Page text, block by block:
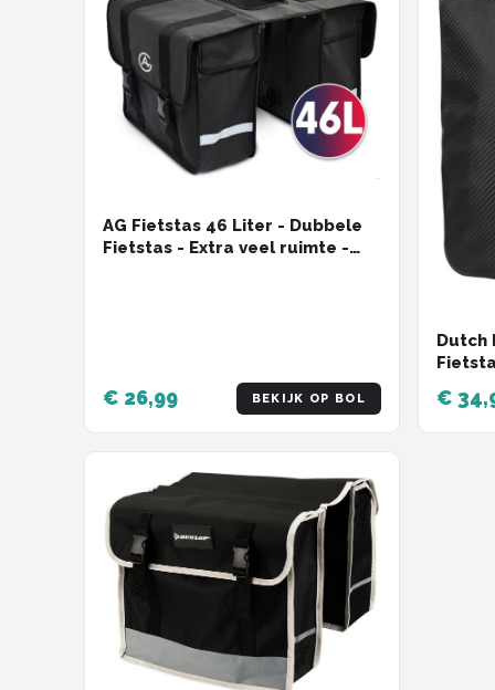
AG Fietstas 46 Liter - Dubbele
Fietstas - Extra veel ruimte -
€ 26,99 BEKIJK OP BOL
Dutch
Zwart
€